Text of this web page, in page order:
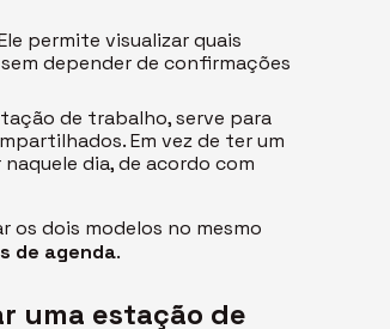
permite visualizar quais
depender de confirmações
de trabalho, serve para
Em vez de ter um
dia, de acordo com
os dois modelos no mesmo
de agenda.
uma estação de